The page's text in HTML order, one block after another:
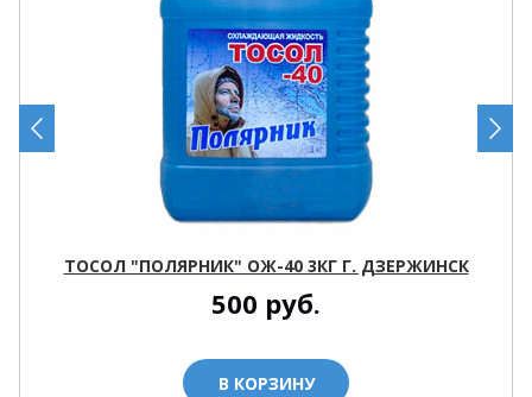
ТОСОЛ "ПОЛЯРНИК" ОЖ-40 3КГ Г. ДЗЕРЖИНСК
500 руб.
В КОРЗИНУ